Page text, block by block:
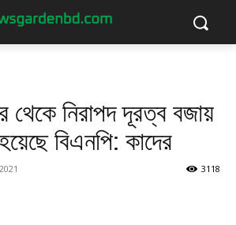
থেকে নিরাপদ দূরত্ব বজায়
বিএনপি: কাদের
3118